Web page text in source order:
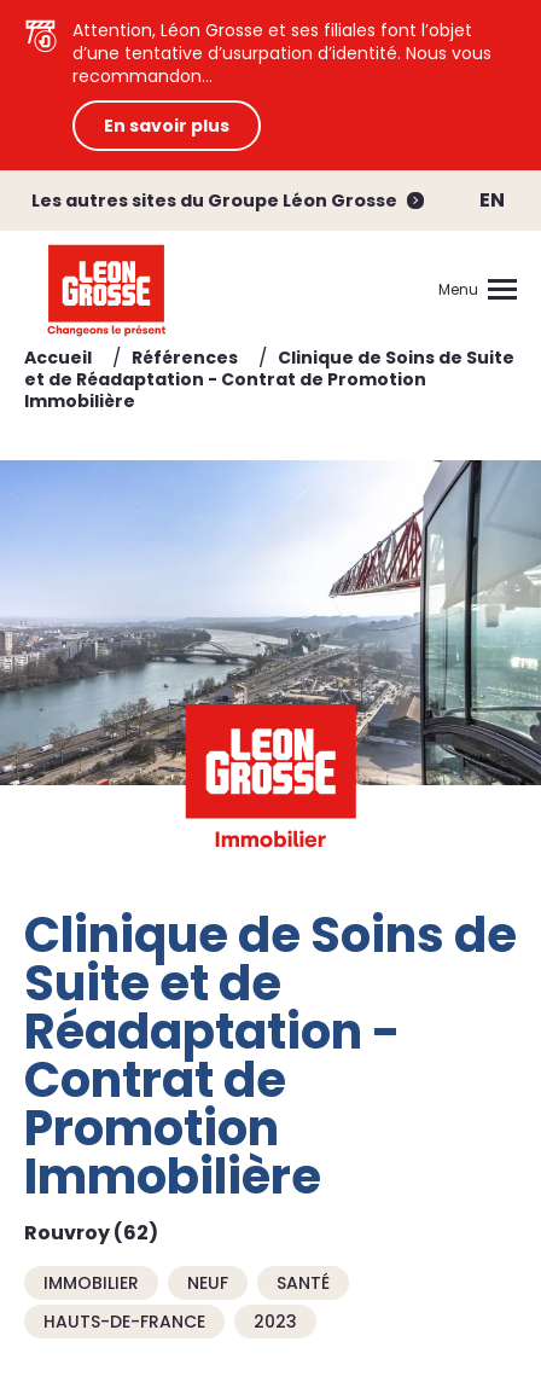
Attention, Léon Grosse et ses filiales font l’objet
d’une tentative d’usurpation d’identité. Nous vous
recommandon...
En savoir plus
Les autres sites du Groupe Léon Grosse EN
Menu
Accueil / Références / Clinique de Soins de Suite
et de Réadaptation - Contrat de Promotion
Immobilière
Clinique de Soins de
Suite et de
Réadaptation -
Contrat de
Promotion
Immobilière
Rouvroy (62)
IMMOBILIER NEUF
SANTÉ
HAUTS-DE-FRANCE
2023